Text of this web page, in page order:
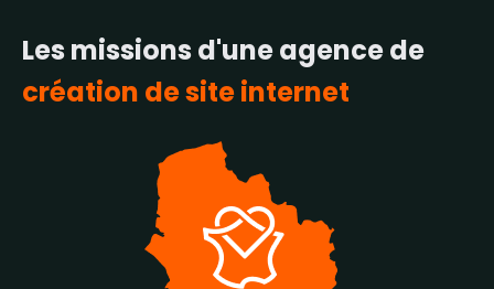
Les missions d'une agence de
création de site internet